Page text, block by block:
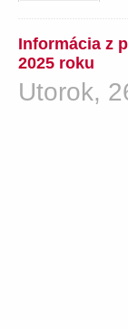
Informácia z
2025 roku
Utorok,